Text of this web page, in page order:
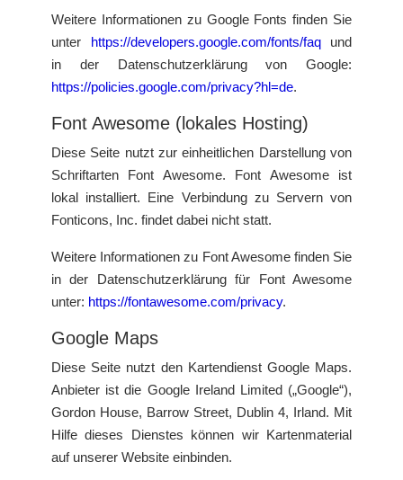
Weitere Informationen zu Google Fonts finden Sie
unter https://developers.google.com/fonts/faqund
in der Datenschutzerklärung von Google:
https://policies.google.com/privacy?hl=de.
Font Awesome (lokales Hosting)
Diese Seite nutzt zur einheitlichen Darstellung von
Schriftarten Font Awesome. Font Awesome ist
lokal installiert. Eine Verbindung zu Servern von
Fonticons, Inc. findet dabei nicht statt.
Weitere Informationen zu Font Awesome finden Sie
in der Datenschutzerklärung für Font Awesome
unter: https://fontawesome.com/privacy.
Google Maps
Diese Seite nutzt den Kartendienst Google Maps.
Anbieter ist die Google Ireland Limited („Google“),
Gordon House, Barrow Street, Dublin 4, Irland. Mit
Hilfe dieses Dienstes können wir Kartenmaterial
auf unserer Website einbinden.